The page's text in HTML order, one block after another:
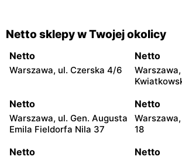
Netto sklepy w Twojej okolicy
Netto
Warszawa, ul. Czerska 4/6
Netto
Netto
Warszawa, ul. Gen. Augusta
Emila Fieldorfa Nila 37
Netto
18
Netto Netto